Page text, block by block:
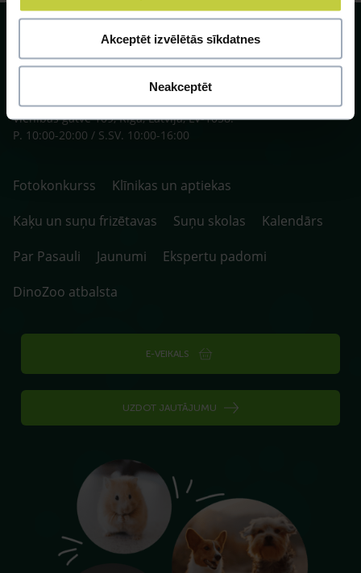
Akceptēt izvēlētās sīkdatnes
Neakceptēt
SIA ZOO Centrs, LV40003622166,
Vienības gatve 109, Rīga, Latvija, LV-1058.
P. 10:00-20:00 / S.SV. 10:00-16:00
Fotokonkurss
Klīnikas un aptiekas
Kaķu un suņu frizētavas
Suņu skolas
Kalendārs
Par Pasauli
Jaunumi
Ekspertu padomi
DinoZoo atbalsta
E-VEIKALS
UZDOT JAUTĀJUMU